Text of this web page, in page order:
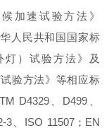
加速试验方法》
人民共和国国家标
）试验方法》及
验方法》等相应标
D4329、D499、
3、ISO 11507；EN